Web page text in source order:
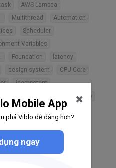
AWS Lambda
Multithread
Automation
Scheduler
Variables
Foundation
latency
design system
CPU Core
idempotent
git workflow
hình database
Developement
Backend Optimization
LogMonitoring
Mobile App
phá Viblo dễ dàng hơn?
ngay